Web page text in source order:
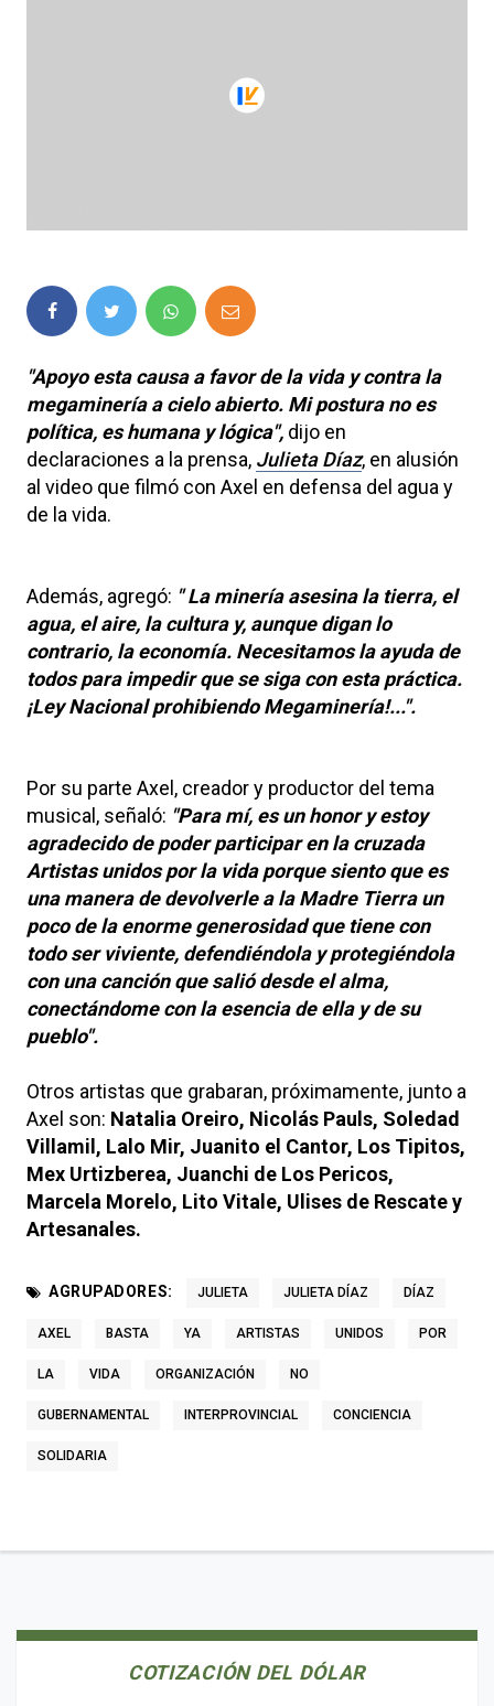
"Apoyo esta causa a favor de la vida y contra la
megaminería a cielo abierto. Mi postura no es
política, es humana y lógica", dijo en
declaraciones a la prensa, Julieta Díaz, en alusión
al video que filmó con Axel en defensa del agua y
de la vida.
Además, agregó: " La minería asesina la tierra, el
agua, el aire, la cultura y, aunque digan lo
contrario, la economía. Necesitamos la ayuda de
todos para impedir que se siga con esta práctica.
¡Ley Nacional prohibiendo Megaminería!...".
Por su parte Axel, creador y productor del tema
musical, señaló: "Para mí, es un honor y estoy
agradecido de poder participar en la cruzada
Artistas unidos por la vida porque siento que es
una manera de devolverle a la Madre Tierra un
poco de la enorme generosidad que tiene con
todo ser viviente, defendiéndola y protegiéndola
con una canción que salió desde el alma,
conectándome con la esencia de ella y de su
pueblo".
Otros artistas que grabaran, próximamente, junto a
Axel son: Natalia Oreiro, Nicolás Pauls, Soledad
Villamil, Lalo Mir, Juanito el Cantor, Los Tipitos,
Mex Urtizberea, Juanchi de Los Pericos,
Marcela Morelo, Lito Vitale, Ulises de Rescate y
Artesanales.
AGRUPADORES: JULIETA JULIETA DÍAZ DÍAZ
AXEL BASTA YA ARTISTAS UNIDOS POR
LA VIDA ORGANIZACIÓN NO
GUBERNAMENTAL INTERPROVINCIAL CONCIENCIA
SOLIDARIA
COTIZACIÓN DEL DÓLAR